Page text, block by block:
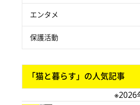
エンタメ
保護活動
「猫と暮らす」の人気記事
※2026